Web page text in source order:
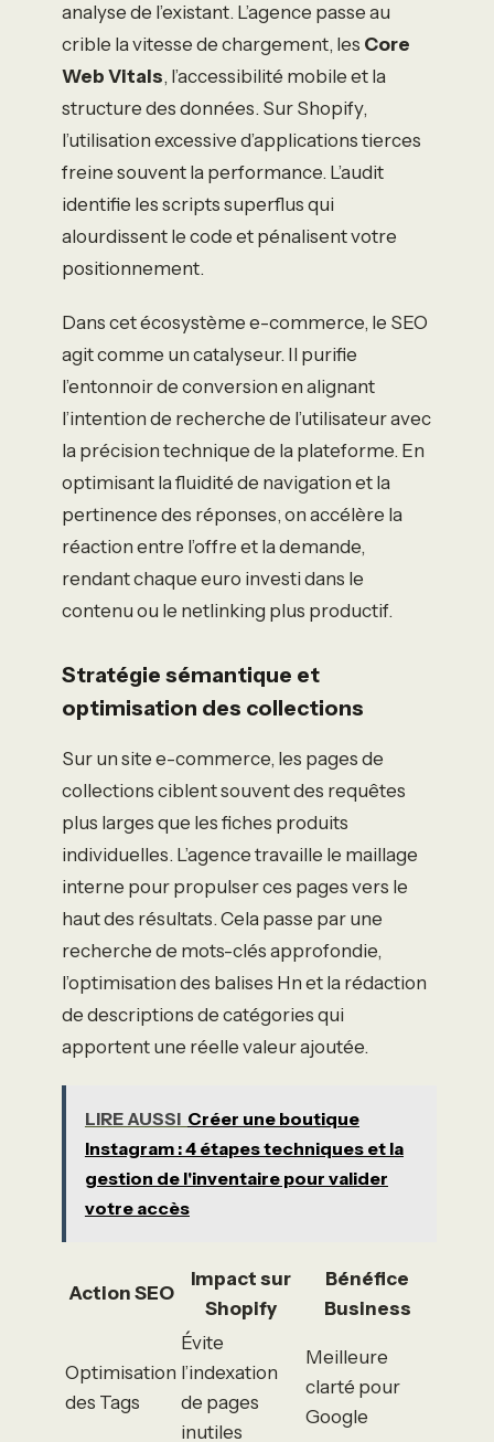
analyse de l’existant. L’agence passe au
crible la vitesse de chargement, les Core
Web Vitals, l’accessibilité mobile et la
structure des données. Sur Shopify,
l’utilisation excessive d’applications tierces
freine souvent la performance. L’audit
identifie les scripts superflus qui
alourdissent le code et pénalisent votre
positionnement.
Dans cet écosystème e-commerce, le SEO
agit comme un catalyseur. Il purifie
l’entonnoir de conversion en alignant
l’intention de recherche de l’utilisateur avec
la précision technique de la plateforme. En
optimisant la fluidité de navigation et la
pertinence des réponses, on accélère la
réaction entre l’offre et la demande,
rendant chaque euro investi dans le
contenu ou le netlinking plus productif.
Stratégie sémantique et
optimisation des collections
Sur un site e-commerce, les pages de
collections ciblent souvent des requêtes
plus larges que les fiches produits
individuelles. L’agence travaille le maillage
interne pour propulser ces pages vers le
haut des résultats. Cela passe par une
recherche de mots-clés approfondie,
l’optimisation des balises Hn et la rédaction
de descriptions de catégories qui
apportent une réelle valeur ajoutée.
LIRE AUSSI Créer une boutique
Instagram : 4 étapes techniques et la
gestion de l'inventaire pour valider
votre accès
Action SEO
Impact sur
Shopify
Bénéfice
Business
Optimisation
des Tags
Évite
l’indexation
de pages
inutiles
Meilleure
clarté pour
Google